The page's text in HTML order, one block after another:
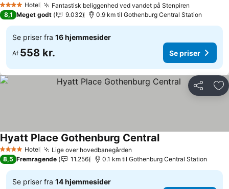
4 StjernerHotel Fantastisk beliggenhed ved vandet på Stenpiren
8,1 Meget godt 9.032 0.9 km til Gothenburg Central Station
Se priser fra 16 hjemmesider
Af 558 kr. Se priser
Del
4 StjernerHotel Lige over hovedbanegården
Hyatt Place Gothenburg CentralSe priser
8,5 Fremragende 11.256 0.1 km til Gothenburg Central Station
Se priser fra 14 hjemmesider